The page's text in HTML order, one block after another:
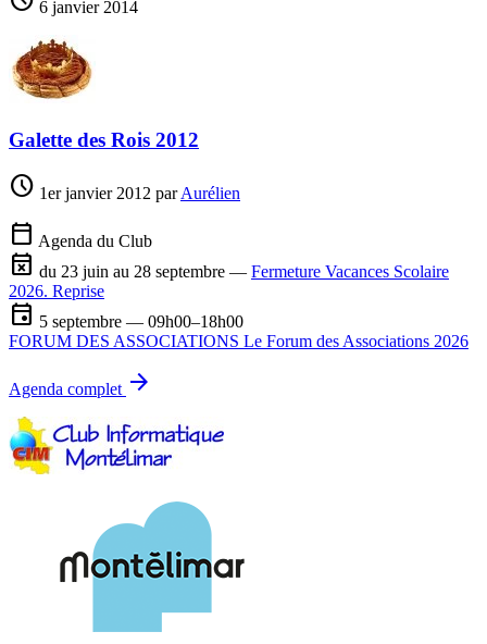
6 janvier 2014
Galette des Rois 2012
schedule 1er janvier 2012 parAurélien
calendar_today Agenda du Club
event_busy du 23 juin au 28 septembre — Fermeture Vacances Scolaire
2026. Reprise
event 5 septembre — 09h00–18h00
FORUM DES ASSOCIATIONS Le Forum des Associations 2026
Agenda complet arrow_forward